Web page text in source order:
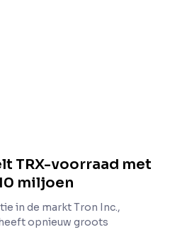
TRX-voorraad met
miljoen
in de markt Tron Inc.,
opnieuw groots